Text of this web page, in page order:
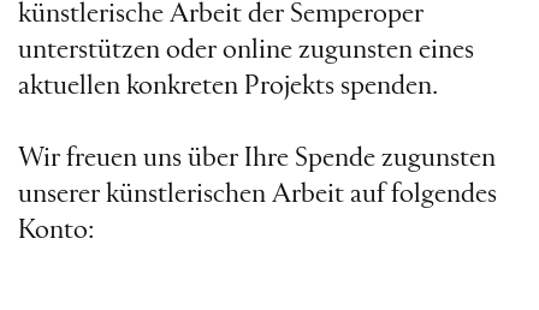
künstlerische Arbeit der Semperoper
unterstützen oder online zugunsten eines
aktuellen konkreten Projekts spenden.
Wir freuen uns über Ihre Spende zugunsten
unserer künstlerischen Arbeit auf folgendes
Konto: